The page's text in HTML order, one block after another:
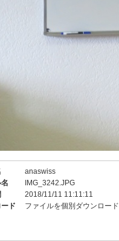
名
anaswiss
名
IMG_3242.JPG
間
2018/11/11 11:11:11
ード
ファイルを個別ダウンロード